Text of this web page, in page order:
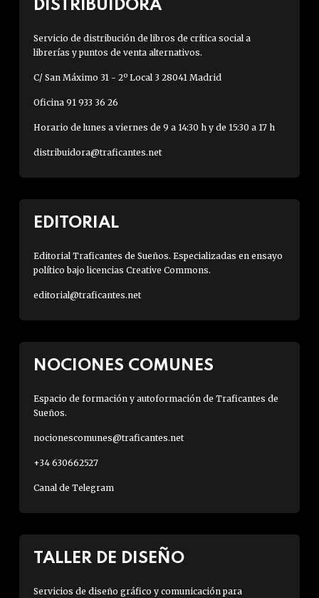
DISTRIBUIDORA
Servicio de distribución de libros de crítica social a
librerías y puntos de venta alternativos.
C/ San Máximo 31 - 2º Local 3 28041 Madrid
Oficina 91 933 36 26
Horario de lunes a viernes de 9 a 14:30 h y de 15:30 a 17 h
distribuidora@traficantes.net
EDITORIAL
Editorial Traficantes de Sueños. Especializadas en ensayo
político bajo licencias Creative Commons.
editorial@traficantes.net
NOCIONES COMUNES
Espacio de formación y autoformación de Traficantes de
Sueños.
nocionescomunes@traficantes.net
+34 630662527
Canal de Telegram
TALLER DE DISEÑO
Servicios de diseño gráfico y comunicación para